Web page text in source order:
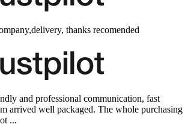
thanks recomended
and professional communication, fast
arrived well packaged. The whole purchasing
...